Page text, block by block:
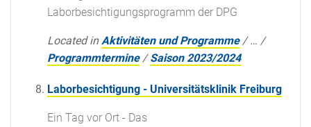
Laborbesichtigungsprogramm der DPG
Located in Aktivitäten und Programme /… /
Programmtermine /Saison 2023/2024
Laborbesichtigung - Universitätsklinik Freiburg
Ein Tag vor Ort - Das